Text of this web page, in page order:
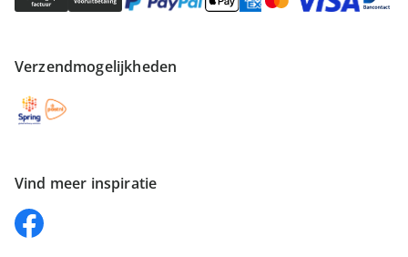
Verzendmogelijkheden
Vind meer inspiratie